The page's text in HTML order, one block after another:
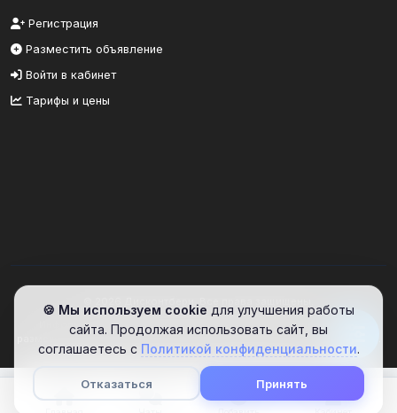
Регистрация
Разместить объявление
Войти в кабинет
Тарифы и цены
© 2026 Дисконтбери. Все права защищены.
Информационный портал. Сайт предоставляет площадку для
размещения объявлений. Проверяйте информацию самостоятельно.
🍪 Мы используем cookie для улучшения работы
сайта. Продолжая использовать сайт, вы
соглашаетесь с Политикой конфиденциальности.
Отказаться Принять